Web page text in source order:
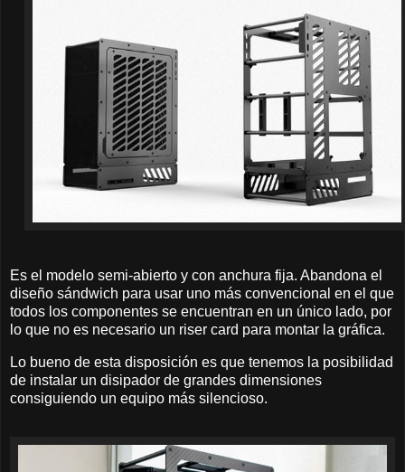
Es el modelo semi-abierto y con anchura fija. Abandona el
diseño sándwich para usar uno más convencional en el que
todos los componentes se encuentran en un único lado, por
lo que no es necesario un riser card para montar la gráfica.
Lo bueno de esta disposición es que tenemos la posibilidad
de instalar un disipador de grandes dimensiones
consiguiendo un equipo más silencioso.